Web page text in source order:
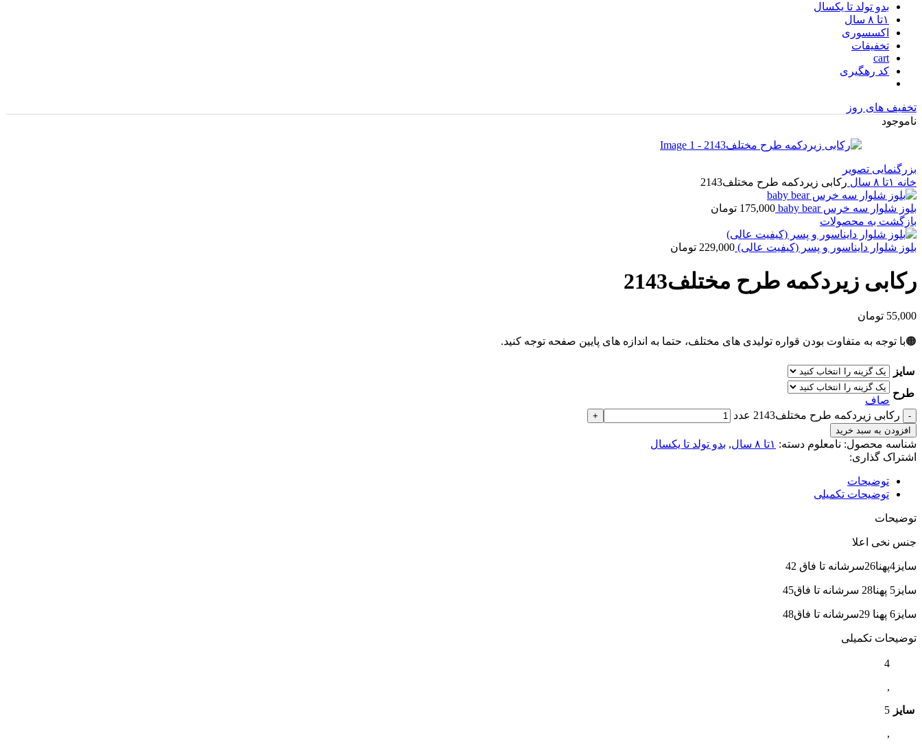
بدو تولد تا یکسال
۱تا ۸ سال
اکسسوری
تخفیفات
cart
کد رهگیری
تخفیف های روز
ناموجود
بزرگنمایی تصویر
خانه ۱تا ۸ سال رکابی زیردکمه طرح مختلف2143
بلوز شلوار سه خرس baby bear 175,000 تومان
بازگشت به محصولات
بلوز شلوار دایناسور و پسر (کیفیت عالی) 229,000 تومان
رکابی زیردکمه طرح مختلف2143
55,000 تومان
🟠با توجه به متفاوت بودن قواره تولیدی های مختلف، حتما به اندازه های پایین صفحه توجه کنید.
سایز
طرح
صاف
رکابی زیردکمه طرح مختلف2143 عدد
افزودن به سبد خرید
شناسه محصول: نامعلوم دسته: ۱تا ۸ سال , بدو تولد تا یکسال
اشتراک گذاری:
توضیحات
توضیحات تکمیلی
توضیحات
جنس نخی اعلا
سایز4پهنا26سرشانه تا فاق 42
سایز5 پهنا28 سرشانه تا فاق45
سایز6 پهنا 29سرشانه تا فاق48
توضیحات تکمیلی
سایز
4
,
5
,